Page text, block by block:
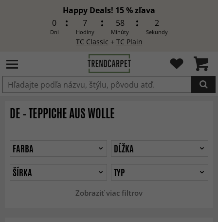
Happy Deals! 15 % zľava
0
Dni
7
Hodiny
58
Minúty
0
Sekundy
TC Classic + TC Plain
Produkt bol pridaný do košíka
DE – TEPPICHE AUS WOLLE
Zobraziť viac filtrov
FARBA
DĹŽKA
ŠÍRKA
TYP